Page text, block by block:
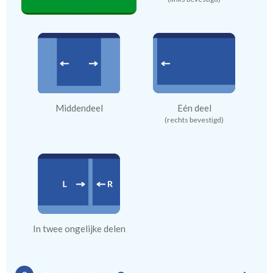
Middendeel Eén deel
(rechts bevestigd)
In twee ongelijke delen